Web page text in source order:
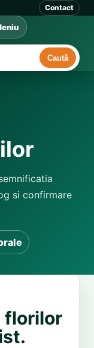
Contact
Caută
si confirmare
florilor